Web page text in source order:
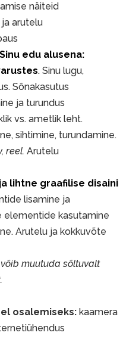
näiteid
arutelu
edu alusena:
. Sinu lugu,
Sõnakasutus
ja turundus
vs. ametlik leht.
sihtimine, turundamine.
reel. Arutelu
lihtne graafilise disaini
lisamine ja
elementide kasutamine
Arutelu ja kokkuvõte
muutuda sõltuvalt
osalemiseks: kaamera